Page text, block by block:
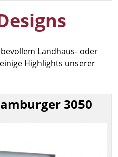
Landhaus- oder
Highlights unserer
3050